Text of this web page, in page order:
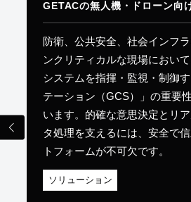
防衛、公共安全、社会インフ
ンクリティカルな現場におい
システムを指揮・監視・制御
テーション（GCS）」の重要
います。的確な意思決定とリ
タ処理を支えるには、安全で
トフォームが不可欠です。
ソリューション